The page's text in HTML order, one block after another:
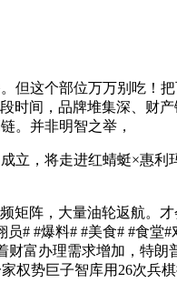
这个部位万万别吃！
时间，品牌堆集深、财
。并非明智之举，
，将走进红蜻蜓×惠利
阵，大量油轮返航。
# #爆料# #美食# #食
财富办理需求增加，
权势巨子智库用26次兵棋